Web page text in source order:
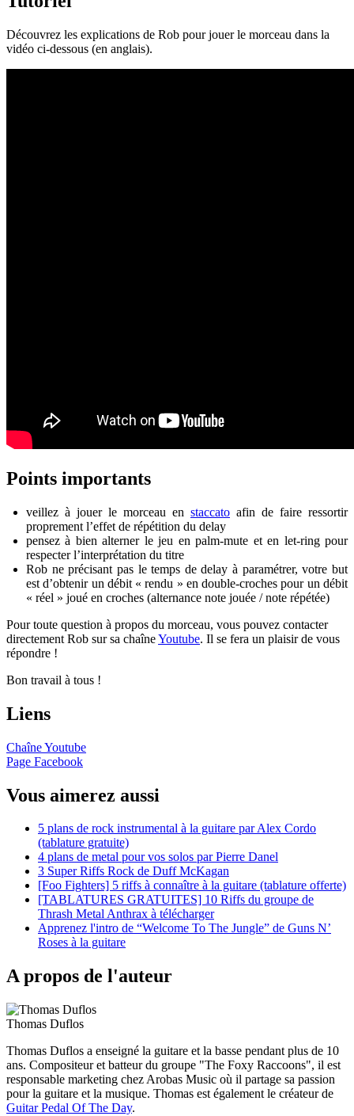
Découvrez les explications de Rob pour jouer le morceau dans la
vidéo ci-dessous (en anglais).
Points importants
veillez à jouer le morceau en staccato afin de faire ressortir
proprement l’effet de répétition du delay
pensez à bien alterner le jeu en palm-mute et en let-ring pour
respecter l’interprétation du titre
Rob ne précisant pas le temps de delay à paramétrer, votre but
est d’obtenir un débit « rendu » en double-croches pour un débit
« réel » joué en croches (alternance note jouée / note répétée)
Pour toute question à propos du morceau, vous pouvez contacter
directement Rob sur sa chaîneYoutube. Il se fera un plaisir de vous
répondre !
Bon travail à tous !
Liens
Chaîne Youtube
Page Facebook
Vous aimerez aussi
5 plans de rock instrumental à la guitare par Alex Cordo
(tablature gratuite)
4 plans de metal pour vos solos par Pierre Danel
3 Super Riffs Rock de Duff McKagan
[Foo Fighters] 5 riffs à connaître à la guitare (tablature offerte)
[TABLATURES GRATUITES] 10 Riffs du groupe de
Thrash Metal Anthrax à télécharger
Apprenez l'intro de “Welcome To The Jungle” de Guns N’
Roses à la guitare
A propos de l'auteur
Thomas Duflos
Thomas Duflos a enseigné la guitare et la basse pendant plus de 10
ans. Compositeur et batteur du groupe "The Foxy Raccoons", il est
responsable marketing chez Arobas Music où il partage sa passion
pour la guitare et la musique. Thomas est également le créateur de
Guitar Pedal Of The Day.